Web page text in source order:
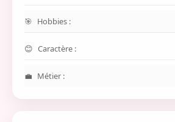
Hobbies :
Caractère :
Métier :